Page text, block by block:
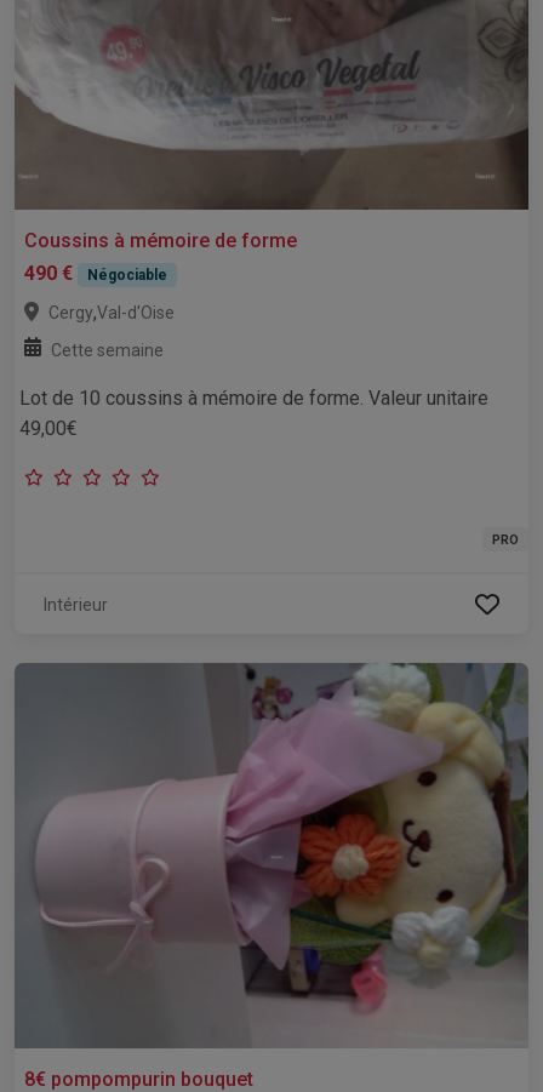
Coussins à mémoire de forme
490 €
Négociable
Cergy,Val-d'Oise
Cette semaine
Lot de 10 coussins à mémoire de forme. Valeur unitaire
49,00€
PRO
Intérieur
8€ pompompurin bouquet